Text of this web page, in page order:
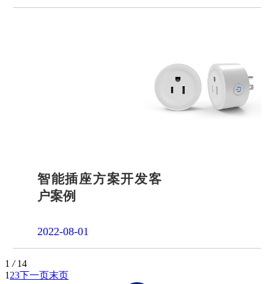
智能插座方案开发客
户案例
2022-08-01
1 / 14
1 23下一页末页